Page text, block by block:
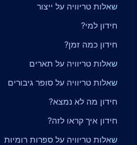
שאלות טריוויה על ייצור
חידון למי?
חידון כמה זמן?
שאלות טריוויה על תארים
שאלות טריוויה על סופר גיבורים
חידון מה לא נמצא?
חידון איך קראו לזה?
שאלות טריוויה על ספרות רומיות